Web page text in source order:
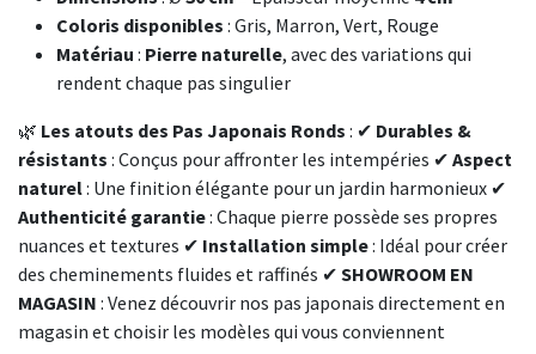
Coloris disponibles : Gris, Marron, Vert, Rouge
Matériau : Pierre naturelle, avec des variations qui
rendent chaque pas singulier
🌿 Les atouts des Pas Japonais Ronds : ✔ Durables &
résistants : Conçus pour affronter les intempéries ✔ Aspect
naturel: Une finition élégante pour un jardin harmonieux ✔
Authenticité garantie: Chaque pierre possède ses propres
nuances et textures ✔ Installation simple: Idéal pour créer
des cheminements fluides et raffinés ✔ SHOWROOM EN
MAGASIN : Venez découvrir nos pas japonais directement en
magasin et choisir les modèles qui vous conviennent